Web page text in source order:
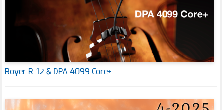
Royer R-12 & DPA 4099 Core+